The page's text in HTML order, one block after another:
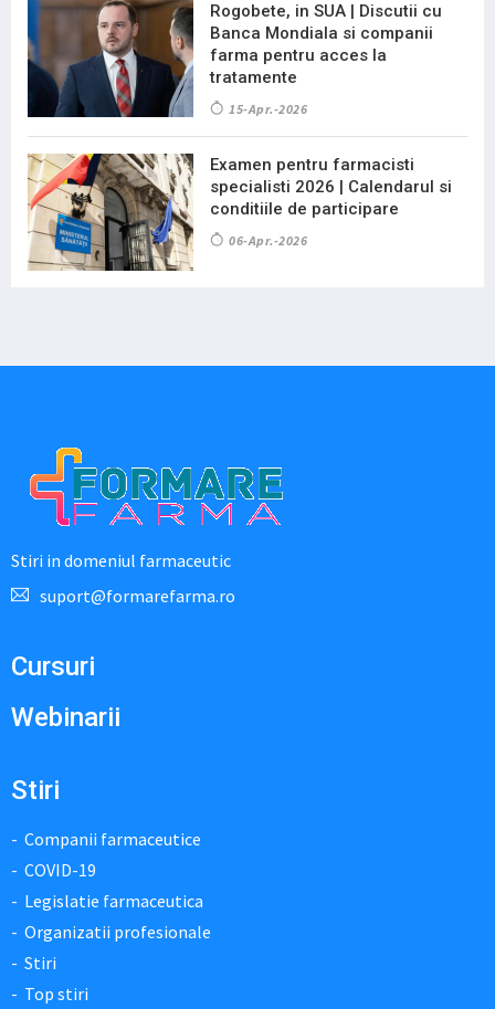
Rogobete, in SUA | Discutii cu
Banca Mondiala si companii
farma pentru acces la
tratamente
15-Apr.-2026
Examen pentru farmacisti
specialisti 2026 | Calendarul si
conditiile de participare
06-Apr.-2026
Stiri in domeniul farmaceutic
suport@formarefarma.ro
Cursuri
Webinarii
Stiri
Companii farmaceutice
COVID-19
Legislatie farmaceutica
Organizatii profesionale
Stiri
Top stiri